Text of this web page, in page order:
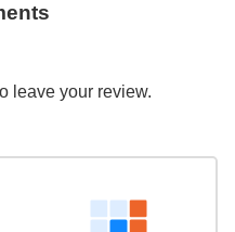
leave your review.